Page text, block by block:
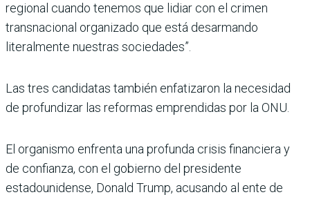
regional cuando tenemos que lidiar con el crimen
transnacional organizado que está desarmando
literalmente nuestras sociedades”.
Las tres candidatas también enfatizaron la necesidad
de profundizar las reformas emprendidas por la ONU.
El organismo enfrenta una profunda crisis financiera y
de confianza, con el gobierno del presidente
estadounidense, Donald Trump, acusando al ente de